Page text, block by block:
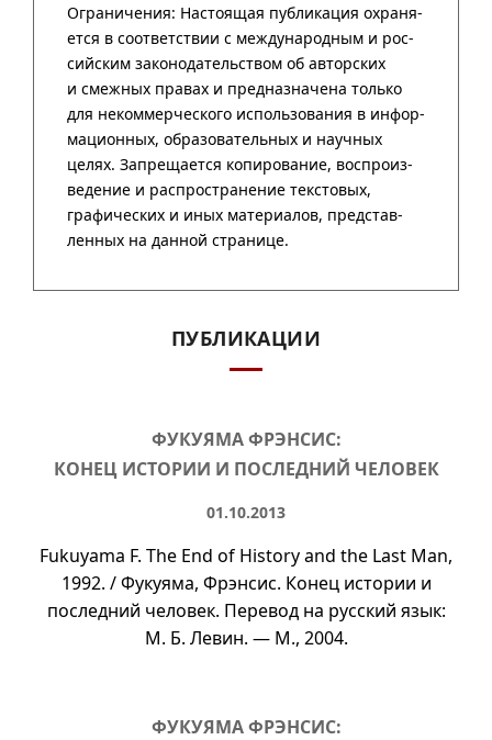
ПУБЛИКАЦИИ
ФУКУЯМА ФРЭНСИС:
КОНЕЦ ИСТОРИИ И ПОСЛЕДНИЙ ЧЕЛОВЕК
01.10.2013
Fukuyama F. The End of History and the Last Man,
1992. / Фукуяма, Фрэнсис. Конец истории и
последний человек. Перевод на русский язык:
М. Б. Левин. — М., 2004.
ФУКУЯМА ФРЭНСИС: